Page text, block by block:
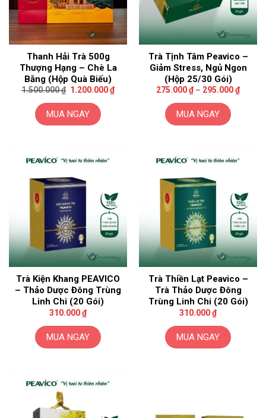
Thanh Hải Trà 500g
Thượng Hạng – Chè La
Bằng (Hộp Quà Biếu)
1.500.000₫ Giá
là:
1.500.000 ₫.
1.200.000₫Giá
hiện
MUA NGAY
Trà Tịnh Tâm Peavico –
Giảm Stress, Ngủ Ngon
(Hộp 25/30 Gói)
275.000₫ – 295.000₫Khoảng
giá:
MUA NGAY
này
nhiều
biến
thể.
Các
tùy
chọn
có
thể
được
chọn
trên
trang
phẩm
Trà Kiện Khang PEAVICO
– Thảo Dược Đông Trùng
Linh Chi (20 Gói)
310.000₫
MUA NGAY
Trà Thiền Lạt Peavico –
Trà Thảo Dược Đông
Trùng Linh Chi (20 Gói)
310.000₫
MUA NGAY